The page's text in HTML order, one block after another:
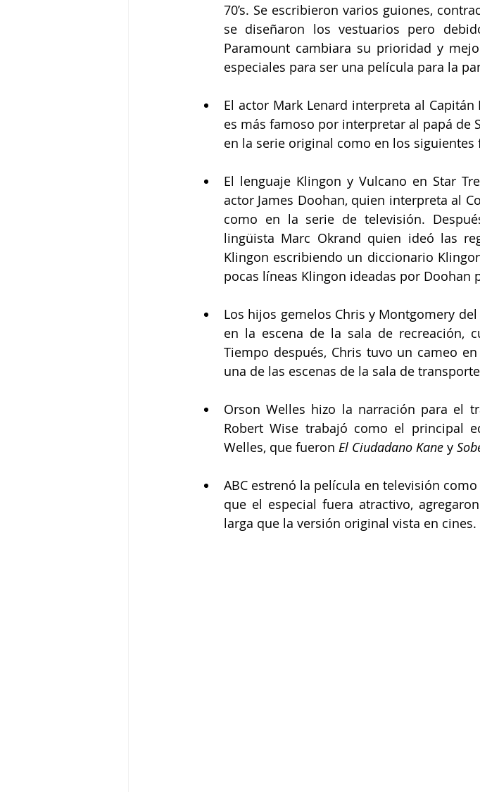
70’s. Se escribieron varios guiones,
se diseñaron los vestuarios pero
Paramount cambiara su prioridad y
especiales para ser una película para la
El actor Mark Lenard interpreta al
es más famoso por interpretar al papá de
en la serie original como en los siguientes
El lenguaje Klingon y Vulcano en Star
actor James Doohan, quien interpreta al
como en la serie de televisión.
lingüista Marc Okrand quien ideó las
Klingon escribiendo un diccionario
pocas líneas Klingon ideadas por
Los hijos gemelos Chris y Montgomery
en la escena de la sala de recreación,
Tiempo después, Chris tuvo un cameo
una de las escenas de la sala de
Orson Welles hizo la narración para el
Robert Wise trabajó como el principal
Welles, que fueron El Ciudadano Kane y
ABC estrenó la película en televisión
que el especial fuera atractivo,
larga que la versión original vista en cines.